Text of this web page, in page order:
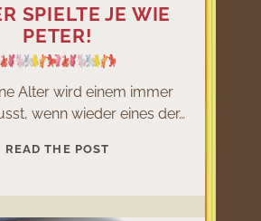
SPIELTE JE WIE
PETER!
Alter wird einem immer
wenn wieder eines der…
READ THE POSTKEINER